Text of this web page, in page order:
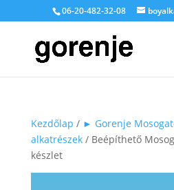
06-20-482-32-08
Kezdőlap / ► Gorenje
alkatrészek/ Beépíthető
készlet